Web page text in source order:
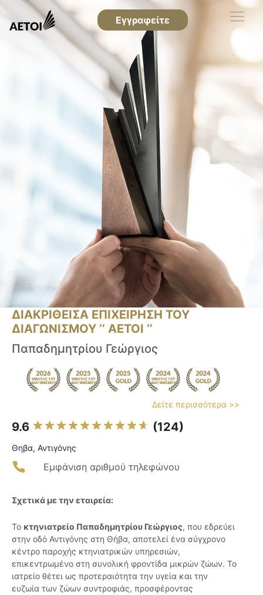
Εγγραφείτε
ΔΙΑΚΡΙΘΕΙΣΑ ΕΠΙΧΕΙΡΗΣΗ ΤΟΥ
ΔΙΑΓΩΝΙΣΜΟΥ ‘’ ΑΕΤΟΙ ‘’
Παπαδημητρίου Γεώργιος
Δείτε περισσότερα >>
9.6 (124)
Θηβα, Αντιγόνης
Εμφάνιση αριθμού τηλεφώνου
Σχετικά με την εταιρεία:
Το κτηνιατρείο Παπαδημητρίου Γεώργιος, που εδρεύει
στην οδό Αντιγόνης στη Θήβα, αποτελεί ένα σύγχρονο
κέντρο παροχής κτηνιατρικών υπηρεσιών,
επικεντρωμένο στη συνολική φροντίδα μικρών ζώων. Το
ιατρείο θέτει ως προτεραιότητα την υγεία και την
ευζωία των ζώων συντροφιάς, προσφέροντας